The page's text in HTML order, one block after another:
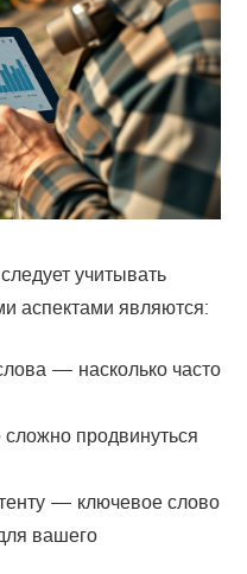
учитывать
аспектами являются:
— насколько часто
продвинуться
— ключевое слово
вашего